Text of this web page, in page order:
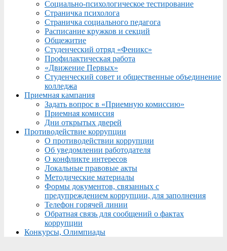
Социально-психологическое тестирование
Страничка психолога
Страничка социального педагога
Расписание кружков и секций
Общежитие
Студенческий отряд «Феникс»
Профилактическая работа
«Движение Первых»
Студенческий совет и общественные объединение
колледжа
Приемная кампания
Задать вопрос в «Приемную комиссию»
Приемная комиссия
Дни открытых дверей
Противодействие коррупции
О противодействии коррупции
Об уведомлении работодателя
О конфликте интересов
Локальные правовые акты
Методические материалы
Формы документов, связанных с
предупреждением коррупции, для заполнения
Телефон горячей линии
Обратная связь для сообщений о фактах
коррупции
Конкурсы, Олимпиады